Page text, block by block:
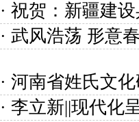
· 祝贺：新疆建
· 武风浩荡 形
· 河南省姓氏文
· 李立新||现代